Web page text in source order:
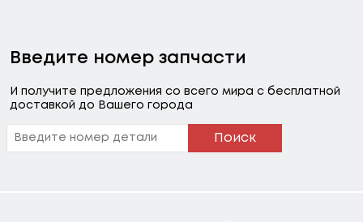
Введите номер запчасти
И получите предложения со всего мира с бесплатной
доставкой до Вашего города
Поиск